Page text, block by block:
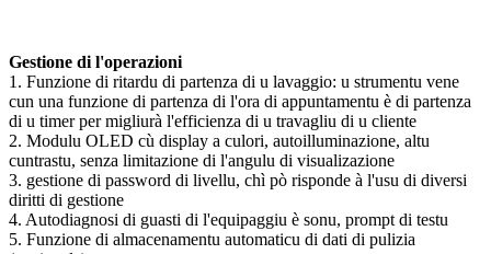
Gestione di l'operazioni
1. Funzione di ritardu di partenza di u lavaggio: u strumentu vene
cun una funzione di partenza di l'ora di appuntamentu è di partenza
di u timer per migliurà l'efficienza di u travagliu di u cliente
2. Modulu OLED cù display a culori, autoilluminazione, altu
cuntrastu, senza limitazione di l'angulu di visualizazione
3. gestione di password di livellu, chì pò risponde à l'usu di diversi
diritti di gestione
4. Autodiagnosi di guasti di l'equipaggiu è sonu, prompt di testu
5. Funzione di almacenamentu automaticu di dati di pulizia